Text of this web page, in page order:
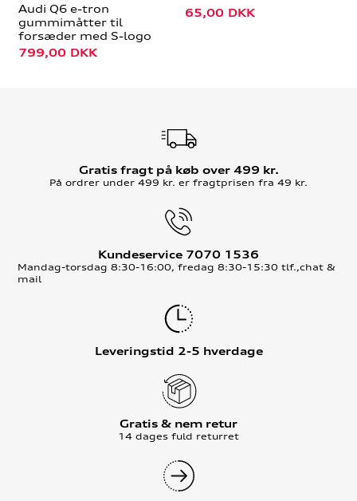
Audi Q6 e-tron
gummimåtter til
forsæder med S-logo
799,00 DKK
65,00 DKK
Gratis fragt på køb over 499 kr.
På ordrer under 499 kr. er fragtprisen fra 49 kr.
Kundeservice 7070 1536
Mandag-torsdag 8:30-16:00, fredag 8:30-15:30 tlf.,chat &
mail
Leveringstid 2-5 hverdage
Gratis & nem retur
14 dages fuld returret